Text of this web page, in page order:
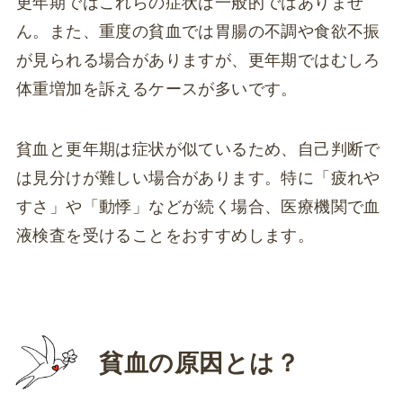
ん。また、重度の貧血では胃腸の不調や食欲不振
が見られる場合がありますが、更年期ではむしろ
体重増加を訴えるケースが多いです。
貧血と更年期は症状が似ているため、自己判断で
は見分けが難しい場合があります。特に「疲れや
すさ」や「動悸」などが続く場合、医療機関で血
液検査を受けることをおすすめします。
貧血の原因とは？